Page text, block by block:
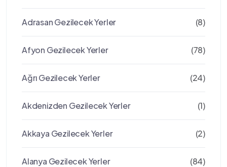
Adrasan Gezilecek Yerler (8)
Afyon Gezilecek Yerler (78)
Ağrı Gezilecek Yerler (24)
Akdenizden Gezilecek Yerler (1)
Akkaya Gezilecek Yerler (2)
Alanya Gezilecek Yerler (84)